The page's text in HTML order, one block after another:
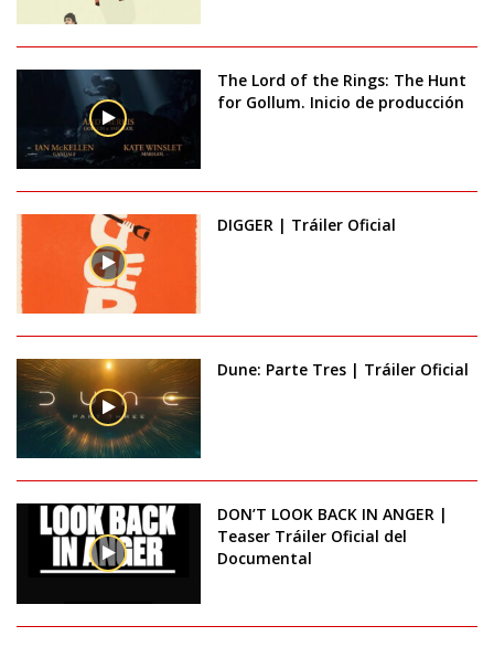
The Lord of the Rings: The Hunt
for Gollum. Inicio de producción
DIGGER | Tráiler Oficial
Dune: Parte Tres | Tráiler Oficial
DON’T LOOK BACK IN ANGER |
Teaser Tráiler Oficial del
Documental